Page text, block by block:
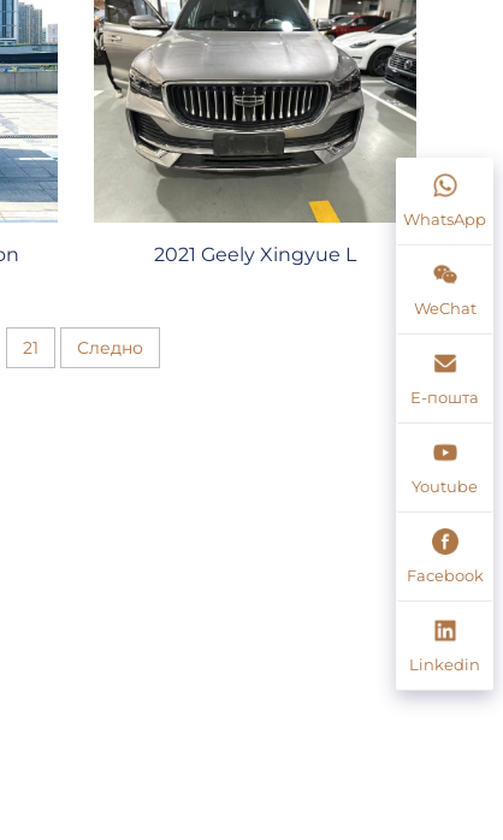
2021 Geely Xingyue L
21 Следно
WhatsApp
WeChat
Е-пошта
Youtube
Facebook
Linkedin